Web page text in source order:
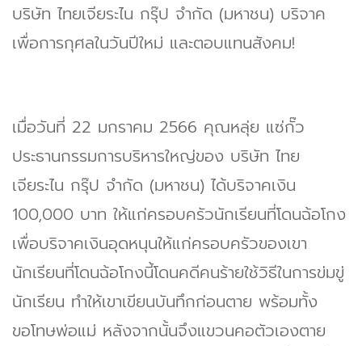
บริษัท ไทยเจียระไน กรุ๊ป จำกัด (มหาชน) บริจาค
เพื่อการกุศลในวันปีใหม่ และตอบแทนสังคม!
เมื่อวันที่ 22 มกราคม 2566 คุณหลุ่ย แซ่กั๊ว
ประธานกรรมการบริหารใหญ่ของ บริษัท ไทย
เจียระไน กรุ๊ป จำกัด (มหาชน) ได้บริจาคเงิน
100,000 บาท ให้แก่ครอบครัวนักเรียนที่โดนฉ้อโกง
เพื่อบริจาคเงินอุดหนุนให้แก่ครอบครัวของเขา
นักเรียนที่โดนฉ้อโกงนี้โดนคดีคนร้ายใช้วิธีในการข่มขู่
นักเรียน ทำให้เขาเขียนบันทึกก่อนตาย พร้อมทั้ง
ขอโทษพ่อแม่ หลังจากนั้นจึงแขวนคอตัวเองตาย